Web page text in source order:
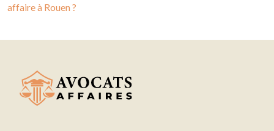
affaire à Rouen ?